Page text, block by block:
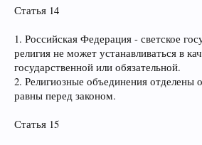
Статья 14
1. Российская Федерация - светское
религия не может устанавливаться в
государственной или обязательной.
2. Религиозные объединения отделены
равны перед законом.
Статья 15